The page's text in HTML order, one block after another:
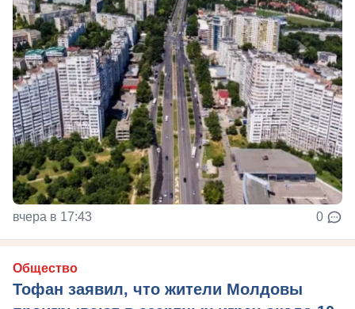
вчера в 17:43 0
Общество
Тофан заявил, что жители Молдовы